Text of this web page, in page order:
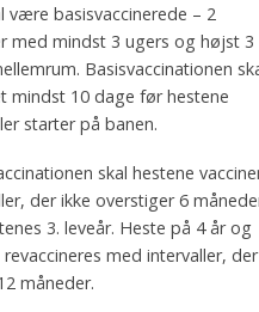
være basisvaccinerede – 2
med mindst 3 ugers og højst 3
Basisvaccinationen
mindst 10 dage før hestene
starter på banen.
skal hestene
der ikke overstiger 6
3. leveår. Heste på 4 år og
med intervaller,
måneder.